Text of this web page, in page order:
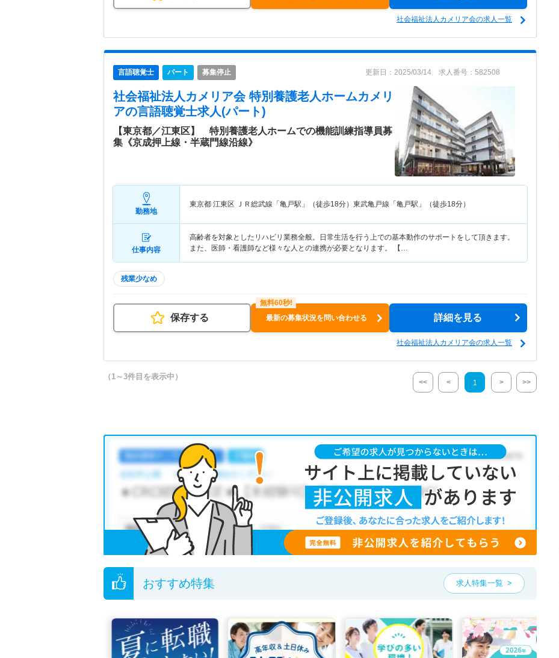
社会福祉法人カメリア会の求人一覧
言語聴覚士 パート 募集停止 更新日：2025/03/14 求人番号：582508
社会福祉法人カメリア会 特別養護老人ホームカメリ
アの言語聴覚士求人(パート)
【東京都／江東区】 特別養護老人ホームでの機能訓練指導員募
集《京成押上線・半蔵門線沿線》
勤務地
東京都 江東区 ＪＲ総武線「亀戸駅」（徒歩18分）東武亀戸線「亀戸駅」（徒歩18分）
仕事内容
高齢者を対象としたリハビリ業務全般。日常生活を行う上での基本動作のサポートをして頂きます。
また、医師・看護師など様々な人との連携が必要となります。 【…
残業少なめ
保存する 最新の募集状況を問い合わせる 詳細を見る
社会福祉法人カメリア会の求人一覧
（1～3件目を表示中）
<< < 1 > >>
おすすめ特集 求人特集一覧